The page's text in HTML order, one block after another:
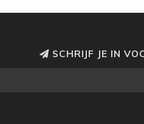
SCHRIJF JE IN